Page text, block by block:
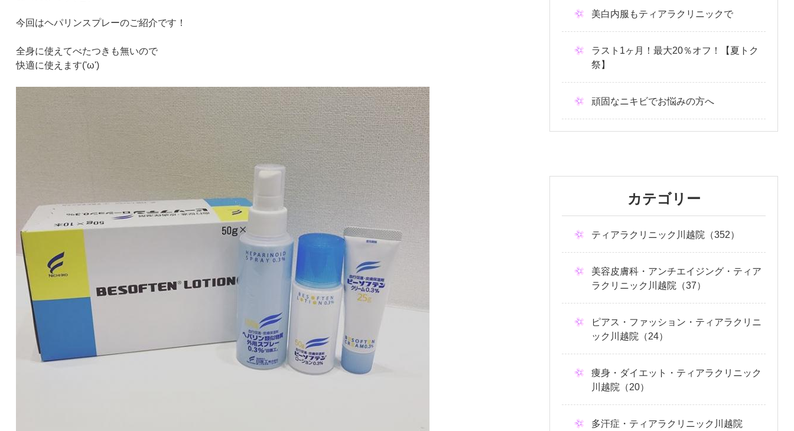
今回はヘパリンスプレーのご紹介です！
全身に使えてべたつきも無いので
快適に使えます('ω')
美白内服もティアラクリニックで
ラスト1ヶ月！最大20％オフ！【夏トク
祭】
頑固なニキビでお悩みの方へ
カテゴリー
ティアラクリニック川越院（352）
美容皮膚科・アンチエイジング・ティア
ラクリニック川越院（37）
ピアス・ファッション・ティアラクリニ
ック川越院（24）
痩身・ダイエット・ティアラクリニック
川越院（20）
多汗症・ティアラクリニック川越院